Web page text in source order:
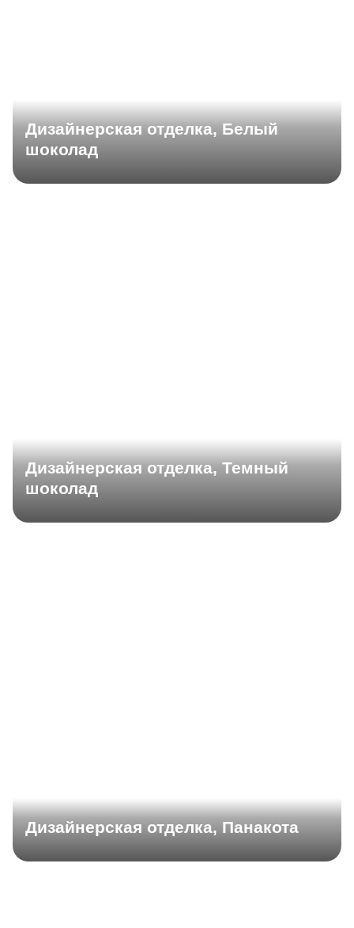
Дизайнерская отделка, Белый
шоколад
Дизайнерская отделка, Темный
шоколад
Дизайнерская отделка, Панакота